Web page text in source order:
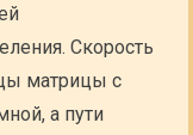
Скорость
матрицы с
а пути